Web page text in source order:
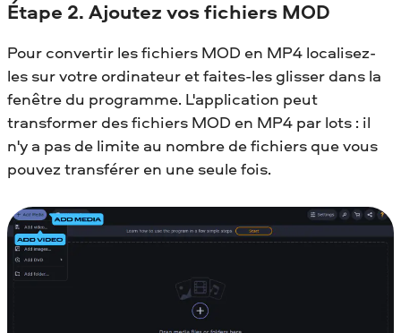
Étape 2. Ajoutez vos fichiers MOD
Pour convertir les fichiers MOD en MP4 localisez-
les sur votre ordinateur et faites-les glisser dans la
fenêtre du programme. L'application peut
transformer des fichiers MOD en MP4 par lots : il
n'y a pas de limite au nombre de fichiers que vous
pouvez transférer en une seule fois.